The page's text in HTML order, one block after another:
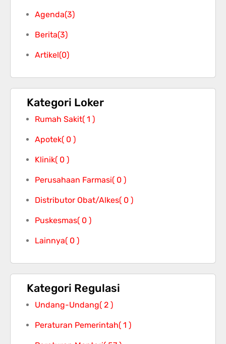
Agenda(3)
Berita(3)
Artikel(0)
Kategori Loker
Rumah Sakit( 1 )
Apotek( 0 )
Klinik( 0 )
Perusahaan Farmasi( 0 )
Distributor Obat/Alkes( 0 )
Puskesmas( 0 )
Lainnya( 0 )
Kategori Regulasi
Undang-Undang( 2 )
Peraturan Pemerintah( 1 )